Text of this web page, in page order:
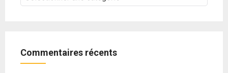
–
Commentaires récents